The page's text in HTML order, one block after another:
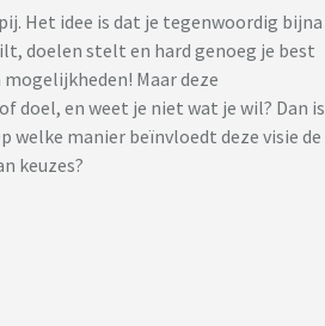
Het idee is dat je tegenwoordig bijna
doelen stelt en hard genoeg je best
Maar deze
doel, en weet je niet wat je wil? Dan is
welke manier beïnvloedt deze visie de
keuzes?